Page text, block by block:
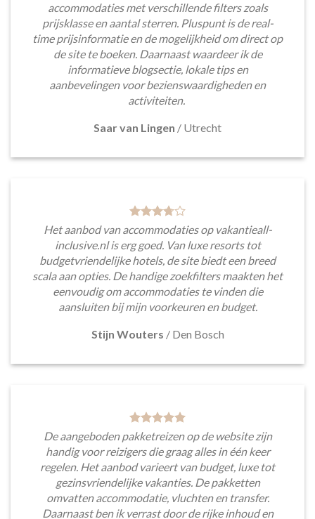
accommodaties met verschillende filters zoals
prijsklasse en aantal sterren. Pluspunt is de real-
time prijsinformatie en de mogelijkheid om direct op
de site te boeken. Daarnaast waardeer ik de
informatieve blogsectie, lokale tips en
aanbevelingen voor bezienswaardigheden en
activiteiten.
Saar van Lingen / Utrecht
Het aanbod van accommodaties op vakantieall-
inclusive.nl is erg goed. Van luxe resorts tot
budgetvriendelijke hotels, de site biedt een breed
scala aan opties. De handige zoekfilters maakten het
eenvoudig om accommodaties te vinden die
aansluiten bij mijn voorkeuren en budget.
Stijn Wouters / Den Bosch
De aangeboden pakketreizen op de website zijn
handig voor reizigers die graag alles in één keer
regelen. Het aanbod varieert van budget, luxe tot
gezinsvriendelijke vakanties. De pakketten
omvatten accommodatie, vluchten en transfer.
Daarnaast ben ik verrast door de rijke inhoud en